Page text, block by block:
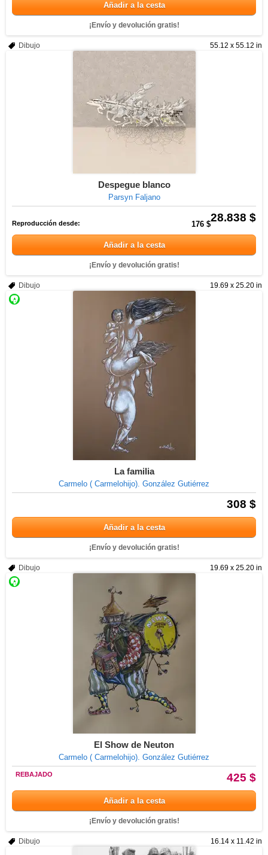
Añadir a la cesta
¡Envío y devolución gratis!
55.12 x 55.12 in
Dibujo
Despegue blanco
Parsyn Faljano
28.838 $
Reproducción desde: 176 $
Añadir a la cesta
¡Envío y devolución gratis!
19.69 x 25.20 in
Dibujo
La familia
Carmelo ( Carmelohijo). González Gutiérrez
308 $
Añadir a la cesta
¡Envío y devolución gratis!
19.69 x 25.20 in
Dibujo
El Show de Neuton
Carmelo ( Carmelohijo). González Gutiérrez
425 $
REBAJADO
Añadir a la cesta
¡Envío y devolución gratis!
16.14 x 11.42 in
Dibujo